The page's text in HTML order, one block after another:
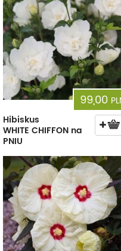
99,00
Hibiskus
WHITE CHIFFON na
PNIU